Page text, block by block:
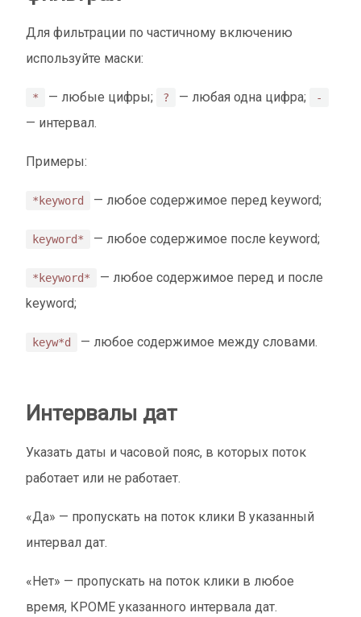
Для фильтрации по частичному включению
используйте маски:
* — любые цифры; ? — любая одна цифра; -
— интервал.
Примеры:
*keyword — любое содержимое перед keyword;
keyword* — любое содержимое после keyword;
*keyword*
— любое содержимое перед и после
keyword;
keyw*d — любое содержимое между словами.
Интервалы дат
Указать даты и часовой пояс, в которых поток
работает или не работает.
«Да» — пропускать на поток клики В указанный
интервал дат.
«Нет» — пропускать на поток клики в любое
время, КРОМЕ указанного интервала дат.